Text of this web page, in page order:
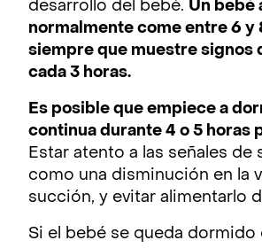
desarrollo del bebé. Un bebé
normalmente come entre 6 y
siempre que muestre signos
cada 3 horas.
Es posible que empiece a
continua durante 4 o 5 horas
Estar atento a las señales de
como una disminución en la
succión, y evitar alimentarlo
Si el bebé se queda dormido